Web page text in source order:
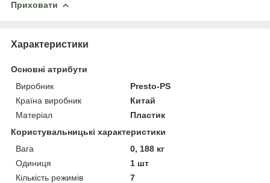
Приховати
Характеристики
Основні атрибути
Виробник
Presto-PS
Країна виробник
Китай
Матеріал
Пластик
Користувальницькі характеристики
Вага
0, 188 кг
Одиниця
1 шт
Кількість режимів
7